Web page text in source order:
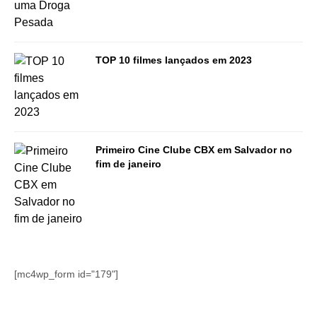
TOP 10 filmes lançados em 2023
Primeiro Cine Clube CBX em Salvador no
fim de janeiro
[mc4wp_form id="179"]